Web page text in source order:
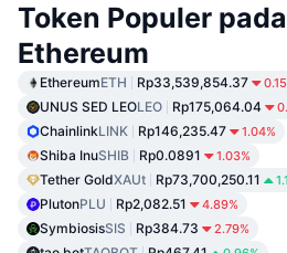
Token Populer
Ethereum
EthereumETH Rp33,539,854.37
UNUS SED LEOLEO Rp175,064.04
ChainlinkLINK Rp146,235.47 1.04%
Shiba InuSHIB Rp0.0891 1.03%
Tether GoldXAUt Rp73,700,250.11
PlutonPLU Rp2,082.51 4.89%
SymbiosisSIS Rp384.73 2.79%